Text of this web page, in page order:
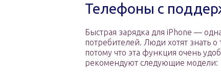
Телефоны с
Быстрая зарядка для iPhone —
потребителей. Люди хотят знать
потому что эта функция очень
рекомендуют следующие модели: